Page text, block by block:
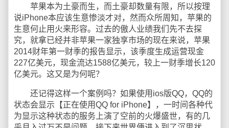
苹果本为土豪而生，而土豪却数量有限，所以按理
说iPhone本应该生意惨淡才对，然而众所周知，苹果的
生意何止用火来形容。过去的傲人业绩我们先不去探
究，就拿已经并非苹果一家独享市场的现在来说，苹果
2014财年第一财季的报告显示，该季度生成运营现金
227亿美元，现金流达1588亿美元，较上一财季增长120
亿美元。这又是为何呢？
还记得这样一个案例吗？如果使用ios版QQ，QQ的
状态会显示【正在使用QQ for iPhone】，一时间各种代
为显示这种状态的服务上演了空前的火爆盛世，有的几